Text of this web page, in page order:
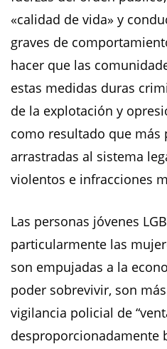
«calidad de vida» y
graves de
hacer que las
estas medidas duras
de la explotación y
como resultado que más
arrastradas al sistema
violentos e infracciones
Las personas jóvenes
particularmente las
son empujadas a la
poder sobrevivir, son
vigilancia policial de
desproporcionadamente